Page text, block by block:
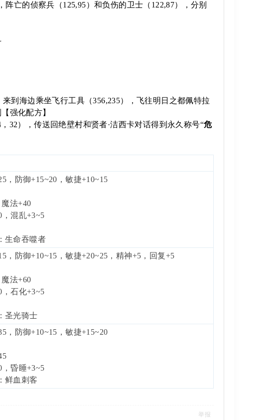
亡的侦察兵（125,95）和负伤的卫士（122,87），分别
到海边乘坐飞行工具（356,235），飞往明日之都佩特拉
强化配方】
32），传送回绝壁村和贤者·洁西卡对话得到永久称号“危
，防御+15~20，敏捷+10~15
法+40
，混乱+3~5
生命吞噬者
，防御+10~15，敏捷+20~25，精神+5，回复+5
法+60
，石化+3~5
圣光骑士
，防御+10~15，敏捷+15~20
，昏睡+3~5
鲜血刺客
举报